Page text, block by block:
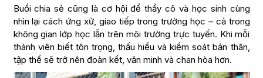
Buổi chia sẻ cũng là cơ hội để thầy cô và học sinh cùng
nhìn lại cách ứng xử, giao tiếp trong trường học – cả trong
không gian lớp học lẫn trên môi trường trực tuyến. Khi mỗi
thành viên biết tôn trọng, thấu hiểu và kiểm soát bản thân,
tập thể sẽ trở nên đoàn kết, văn minh và chan hòa hơn.